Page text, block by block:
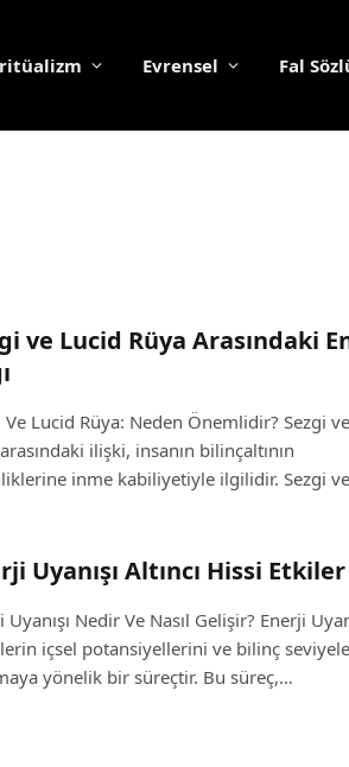
Evrensel Fal
ve Lucid Rüya Arasındaki
Ve Lucid Rüya: Neden Önemlidir? Sezgi
ilişki, insanın bilinçaltının
inme kabiliyetiyle ilgilidir. Sezgi
Uyanışı Altıncı Hissi
Uyanışı Nedir Ve Nasıl Gelişir? Enerji
içsel potansiyellerini ve bilinç
yönelik bir süreçtir. Bu süreç,…